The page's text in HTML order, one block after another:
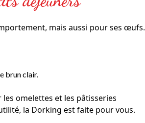
mais aussi pour ses œufs.
brun clair.
omelettes et les pâtisseries
la Dorking est faite pour vous.